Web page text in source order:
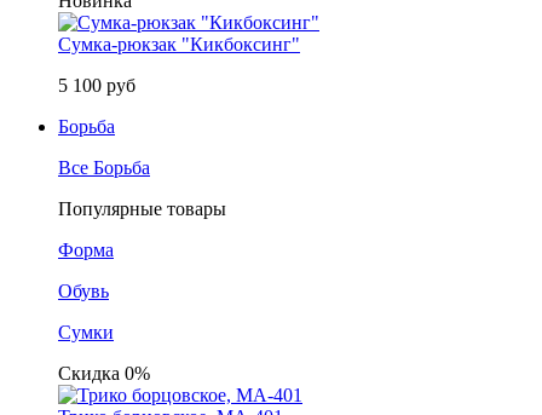
Сумка-рюкзак "Кикбоксинг"
5 100 руб
Борьба
Все Борьба
Популярные товары
Форма
Обувь
Сумки
Скидка 0%